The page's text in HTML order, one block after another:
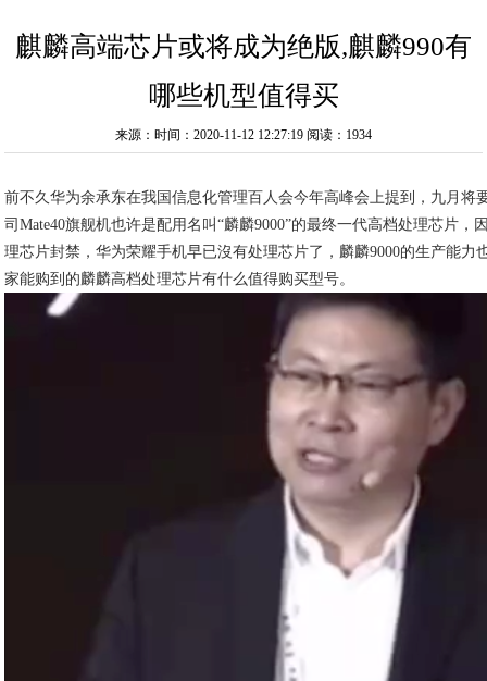
麒麟高端芯片或将成为绝版,麒麟990有
哪些机型值得买
来源：时间：2020-11-12 12:27:19 阅读：1934
前不久华为余承东在我国信息化管理百人会今年高峰会上提到，九月将
司Mate40旗舰机也许是配用名叫“麟麟9000”的最终一代高档处理芯片，
理芯片封禁，华为荣耀手机早已沒有处理芯片了，麟麟9000的生产能力
家能购到的麟麟高档处理芯片有什么值得购买型号。